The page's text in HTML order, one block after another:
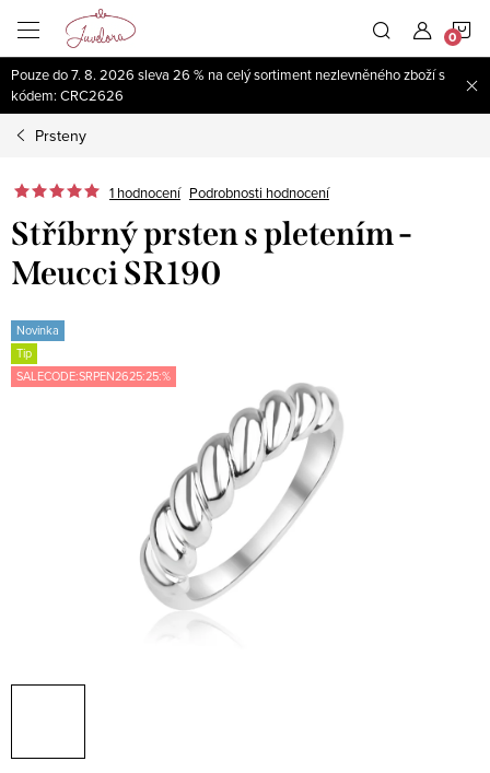
obsah
Pouze do 7. 8. 2026 sleva 26 % na celý sortiment nezlevněného zboží s
kódem: CRC2626
Prsteny
1 hodnocení Podrobnosti hodnocení
Stříbrný prsten s pletením -
Meucci SR190
Novinka
Tip
SALECODE:SRPEN2625:25:%